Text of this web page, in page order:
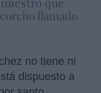
llamado
no tiene ni
dispuesto a